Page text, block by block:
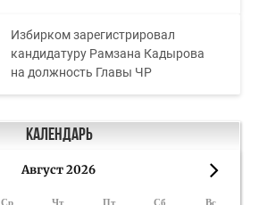
Избирком зарегистрировал
кандидатуру Рамзана Кадырова
на должность Главы ЧР
Календарь
Август 2026
Ср Чт Пт Сб Вс